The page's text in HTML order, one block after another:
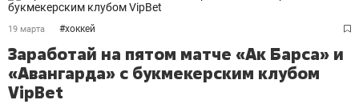
19 марта #хоккей
Заработай на пятом матче «Ак Барса» и
«Авангарда» с букмекерским клубом
VipBet